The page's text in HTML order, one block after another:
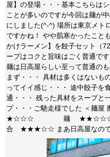
屋】の登場・・・基本こちらは
ことが多いのですが今回は麺が
にしました(^-^) 場所は東京メト
ですかね！ やや肌寒かったこと
かけラーメン】を餃子セット（
ープはコクと旨味はごく普通で
麺は日高屋らしい至って普通の
まず・・・ 具材は多くはないも
ってイイ感じ・・・ 途中餃子を
通・・・ 残った具材をスープと
プ・・・ご馳走様でした ＜麺
★☆☆☆ 麺 ★★☆☆☆
合 ★★★☆☆ まあ日高屋なので